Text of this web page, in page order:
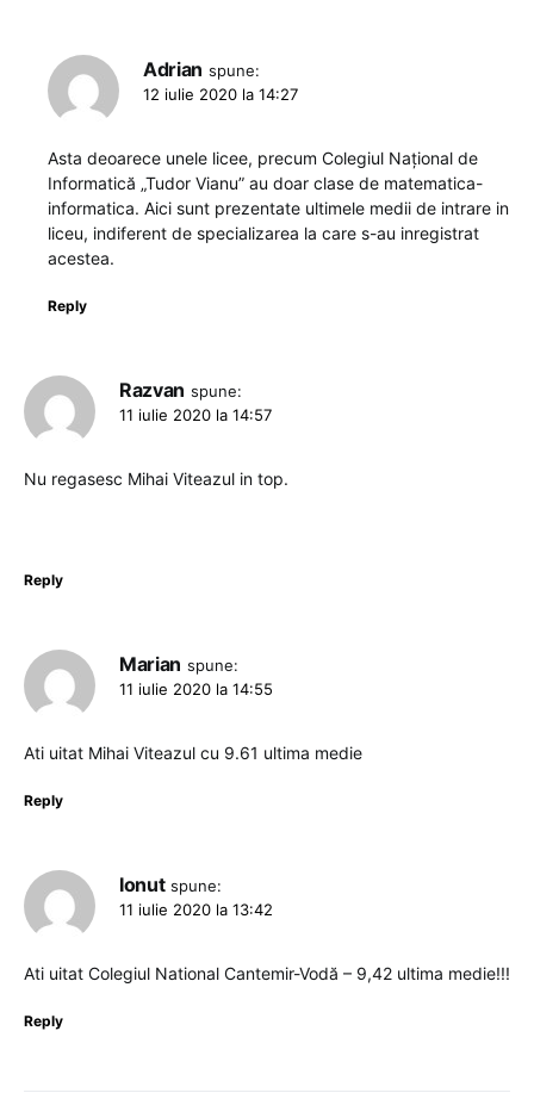
Adrian spune:
12 iulie 2020 la 14:27
Asta deoarece unele licee, precum Colegiul Național de
Informatică „Tudor Vianu” au doar clase de matematica-
informatica. Aici sunt prezentate ultimele medii de intrare in
liceu, indiferent de specializarea la care s-au inregistrat
acestea.
Reply
Razvan spune:
11 iulie 2020 la 14:57
Nu regasesc Mihai Viteazul in top.
Reply
Marian spune:
11 iulie 2020 la 14:55
Ati uitat Mihai Viteazul cu 9.61 ultima medie
Reply
Ionut spune:
11 iulie 2020 la 13:42
Ati uitat Colegiul National Cantemir-Vodă – 9,42 ultima medie!!!
Reply